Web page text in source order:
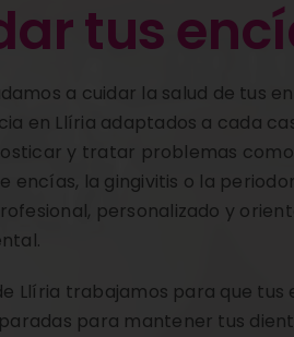
tus
a cuidar la salud de tus
en Llíria adaptados a cada
y tratar problemas
encías, la gingivitis o la
personalizado y
Llíria trabajamos para que tus
para mantener tus